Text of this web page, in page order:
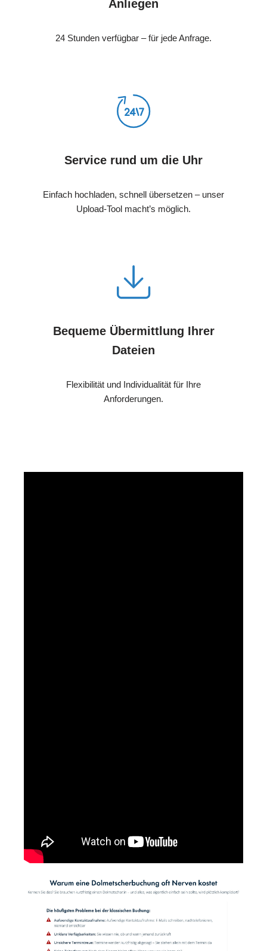
Anliegen
24 Stunden verfügbar – für jede Anfrage.
Service rund um die Uhr
Einfach hochladen, schnell übersetzen – unser
Upload-Tool macht’s möglich.
Bequeme Übermittlung Ihrer
Dateien
Flexibilität und Individualität für Ihre
Anforderungen.